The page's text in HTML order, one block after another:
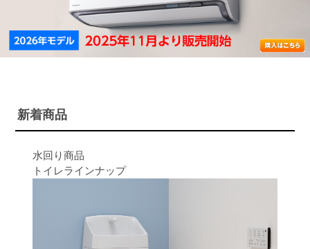
新着商品
水回り商品
トイレラインナップ